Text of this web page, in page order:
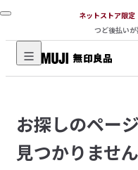
ネットストア限
つど後払い
無
品
ネ
ッ
お探しのペー
見つかりません